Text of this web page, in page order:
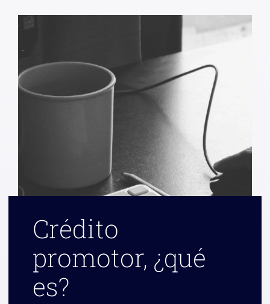
Crédito
promotor, ¿qué
es?